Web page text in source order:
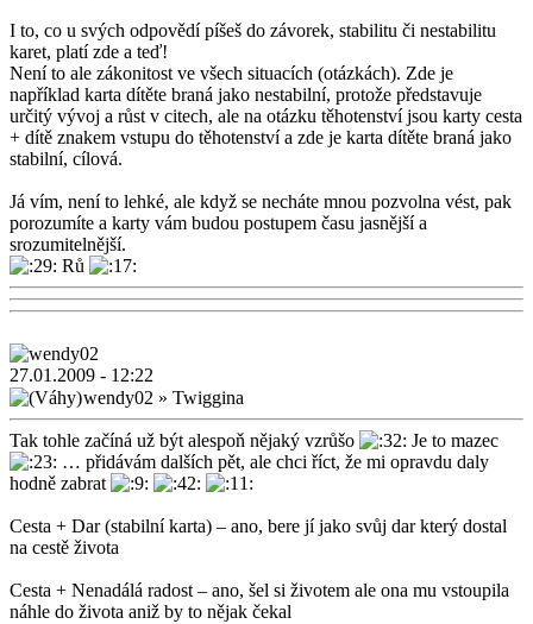
I to, co u svých odpovědí píšeš do závorek, stabilitu či nestabilitu
karet, platí zde a teď!
Není to ale zákonitost ve všech situacích (otázkách). Zde je
například karta dítěte braná jako nestabilní, protože představuje
určitý vývoj a růst v citech, ale na otázku těhotenství jsou karty cesta
+ dítě znakem vstupu do těhotenství a zde je karta dítěte braná jako
stabilní, cílová.
Já vím, není to lehké, ale když se necháte mnou pozvolna vést, pak
porozumíte a karty vám budou postupem času jasnější a
srozumitelnější.
Rů
27.01.2009 - 12:22
wendy02 » Twiggina
Tak tohle začíná už být alespoň nějaký vzrůšo
Je to mazec
… přidávám dalších pět, ale chci říct, že mi opravdu daly
hodně zabrat
Cesta + Dar (stabilní karta) – ano, bere jí jako svůj dar který dostal
na cestě života
Cesta + Nenadálá radost – ano, šel si životem ale ona mu vstoupila
náhle do života aniž by to nějak čekal